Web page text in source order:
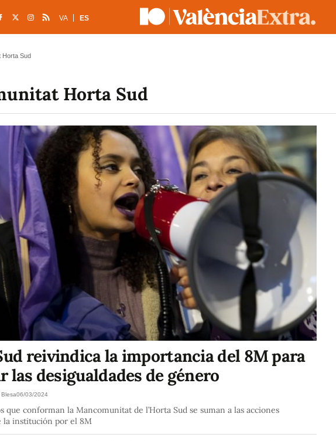
VA ES
Horta Sud
Horta Sud
reivindica la importancia del 8M para
las desigualdades de género
06/03/2024
que conforman la Mancomunitat de l’Horta Sud se suman a las acciones
la institución por el 8M